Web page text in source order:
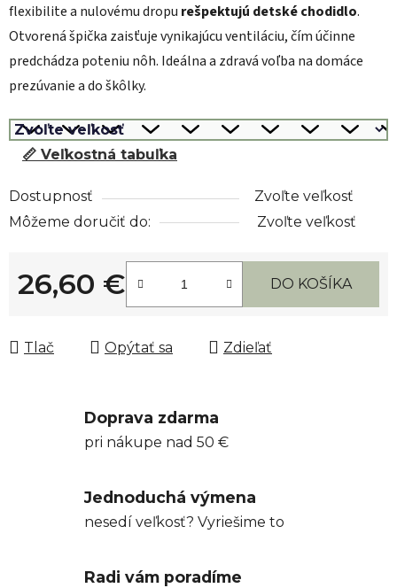
flexibilite a nulovému dropu rešpektujú detské chodidlo.
Otvorená špička zaisťuje vynikajúcu ventiláciu, čím účinne
predchádza poteniu nôh. Ideálna a zdravá voľba na domáce
prezúvanie a do škôlky.
📏 Veľkostná tabuľka
Dostupnosť
Zvoľte veľkosť
Môžeme doručiť do:
Zvoľte veľkosť
26,60 €
Jednotková cena:
DO KOŠÍKA
Tlač Opýtať sa Zdieľať
Doprava zdarma
pri nákupe nad 50 €
Jednoduchá výmena
nesedí veľkosť? Vyriešime to
Radi vám poradíme